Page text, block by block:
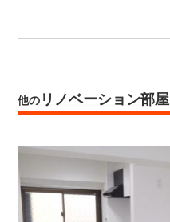
他の リノベーション部屋